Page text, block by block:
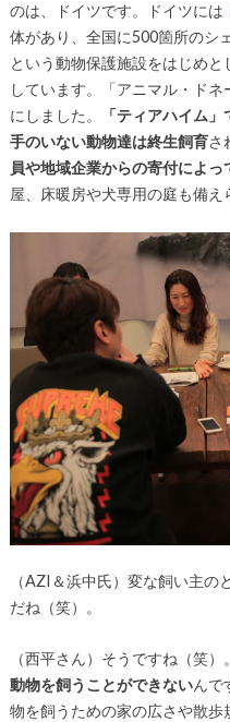
のは、ドイツです。ドイツには
体があり、全国に500箇所のシ
という動物保護施設をはじめ
しています。「アニマル・ド
にしました。
「ティアハイム
手のいない動物達は終生飼育さ
員や地域企業からの寄付によっ
屋、床暖房や犬専用の庭も備え
（AZI＆浜中氏）変な飼い主の
だね（笑）。
（西平さん）そうですね（笑）
動物を飼うことができないんで
物を飼うための家の広さや散歩